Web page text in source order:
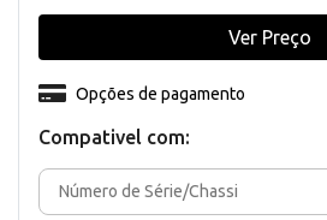
Compativel com:
Opções de pagamento
Ver Preço